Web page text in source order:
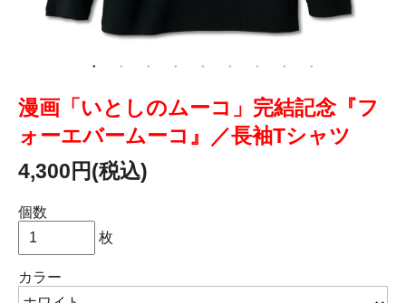
漫画「いとしのムーコ」完結記念『フ
ォーエバームーコ』／長袖Tシャツ
4,300円(税込)
個数
枚
カラー